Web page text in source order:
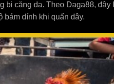
bị căng da. Theo Daga88,
bám dính khi quấn dây.